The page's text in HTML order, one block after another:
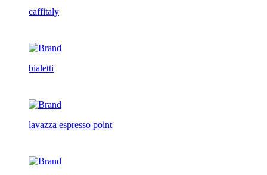
caffitaly
bialetti
lavazza espresso point